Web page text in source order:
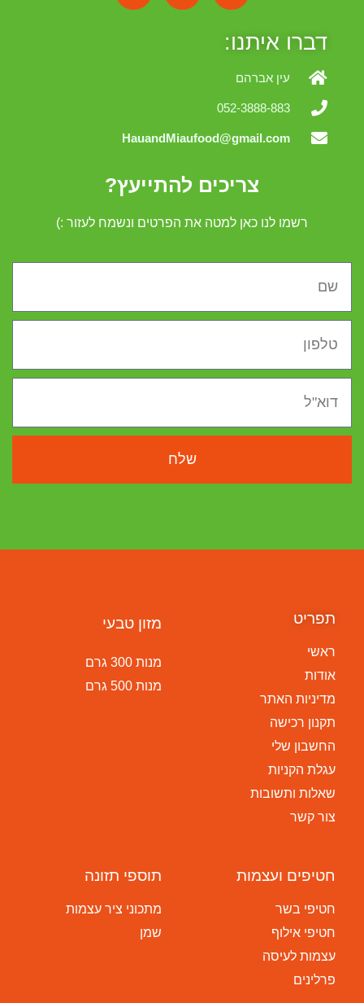
צריכים להתייעץ?
רשמו לנו כאן למטה את הפרטים ונשמח לעזור :)
שלח
דברו איתנו:
עין אברהם
052-3888-883
HauandMiaufood@gmail.com
תפריט
ראשי
אודות
מדיניות האתר
תקנון רכישה
החשבון שלי
עגלת הקניות
שאלות ותשובות
צור קשר
מזון טבעי
מנות 300 גרם
מנות 500 גרם
חטיפים ועצמות
חטיפי בשר
חטיפי אילוף
עצמות לעיסה
פרלינים
תוספי תזונה
מתכוני ציר עצמות
שמן